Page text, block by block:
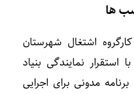
ها
اشتغال شهرستان
نمایندگی بنیاد
مدونی برای اجرایی